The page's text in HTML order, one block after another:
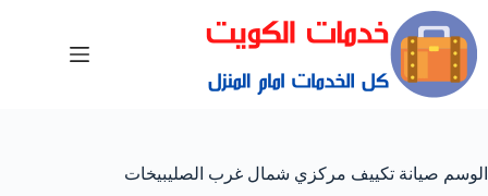
الوسم صيانة تكييف مركزي شمال غرب الصليبيخات